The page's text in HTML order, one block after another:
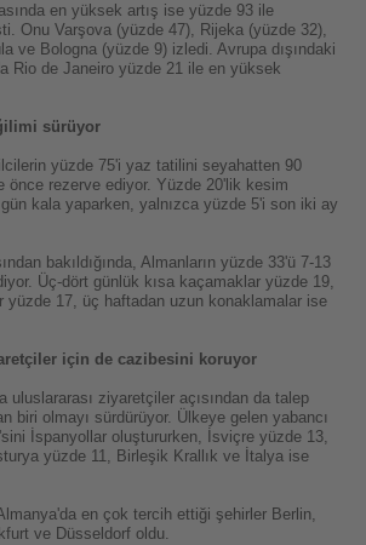
en yüksek artış ise yüzde 93 ile
Onu Varşova (yüzde 47), Rijeka (yüzde 32),
ve Bologna (yüzde 9) izledi. Avrupa dışındaki
Rio de Janeiro yüzde 21 ile en yüksek
sürüyor
yüzde 75'i yaz tatilini seyahatten 90
önce rezerve ediyor. Yüzde 20'lik kesim
kala yaparken, yalnızca yüzde 5'i son iki ay
bakıldığında, Almanların yüzde 33'ü 7-13
Üç-dört günlük kısa kaçamaklar yüzde 19,
yüzde 17, üç haftadan uzun konaklamalar ise
için de cazibesini koruyor
uluslararası ziyaretçiler açısından da talep
biri olmayı sürdürüyor. Ülkeye gelen yabancı
İspanyollar oluştururken, İsviçre yüzde 13,
yüzde 11, Birleşik Krallık ve İtalya ise
en çok tercih ettiği şehirler Berlin,
ve Düsseldorf oldu.